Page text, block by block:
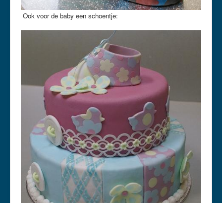
Ook voor de baby een schoentje: